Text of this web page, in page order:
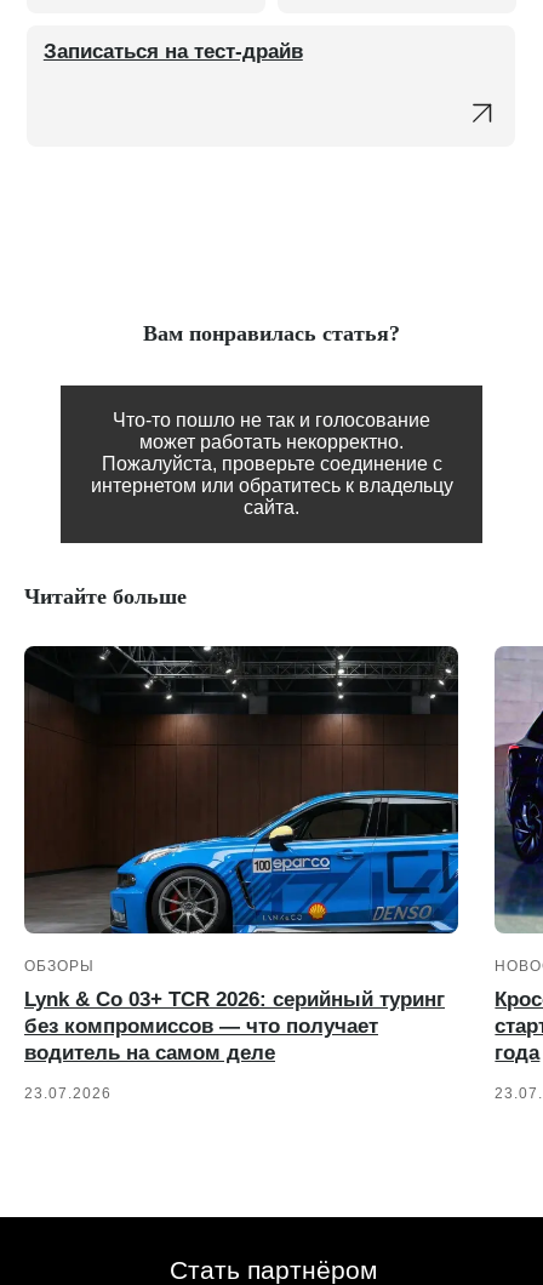
Записаться на тест-драйв
Вам понравилась статья?
Что-то пошло не так и голосование
может работать некорректно.
Пожалуйста, проверьте соединение с
интернетом или обратитесь к владельцу
сайта.
Читайте больше
ОБЗОРЫ
Lynk & Co 03+ TCR 2026: серийный туринг
без компромиссов — что получает
водитель на самом деле
23.07.2026
года
Стать партнёром